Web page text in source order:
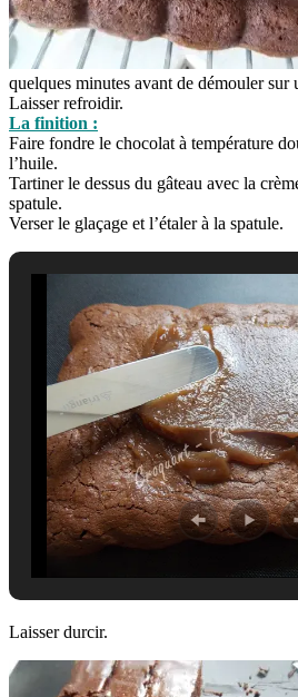
quelques minutes avant de démouler sur
Laisser refroidir.
La finition :
Faire fondre le chocolat à température
l’huile.
Tartiner le dessus du gâteau avec la
spatule.
Verser le glaçage et l’étaler à la spatule.
Laisser durcir.